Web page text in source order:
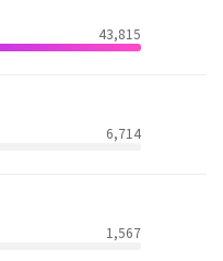
43,815
6,714
1,567